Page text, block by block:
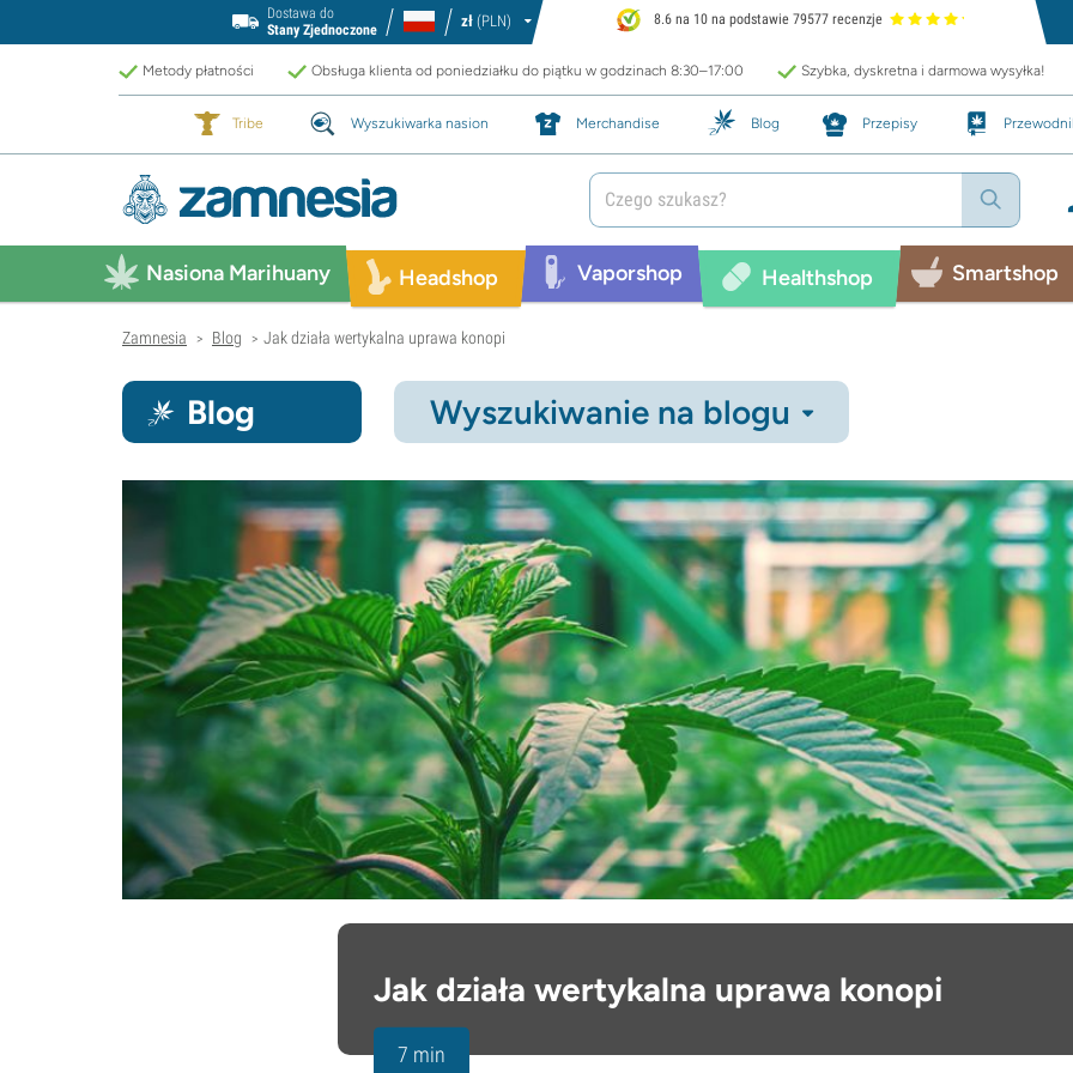
Dostawa do
Stany Zjednoczone
zł (PLN) 8.6 na 10 na podstawie 79577 recenzje
Metody płatności Obsługa klienta od poniedziałku do piątku w godzinach 8:30–17:00 Szybka, dyskretna i darmowa wysyłka!
Tribe Wyszukiwarka nasion Merchandise Blog Przepisy
Nasiona Marihuany Headshop Vaporshop Healthshop Smartshop
Zamnesia > Blog > Jak działa wertykalna uprawa konopi
Blog Wyszukiwanie na blogu
Jak działa wertykalna uprawa konopi
7 min